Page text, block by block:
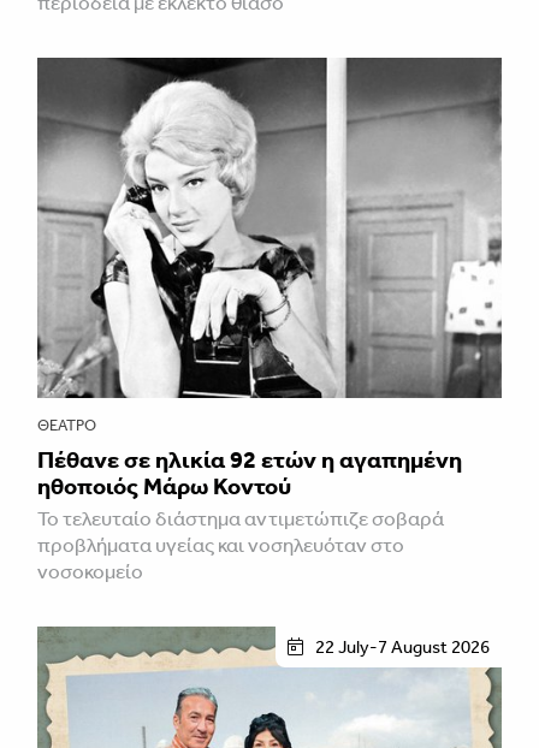
ΘΈΑΤΡΟ
Πέθανε σε ηλικία 92 ετών η αγαπημένη
ηθοποιός Μάρω Κοντού
Το τελευταίο διάστημα αντιμετώπιζε σοβαρά
προβλήματα υγείας και νοσηλευόταν στο
νοσοκομείο
22 July-7 August 2026